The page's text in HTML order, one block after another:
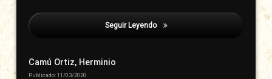
Seguir Leyendo Salmerón Acevedo, Jesús
Camú Ortiz, Herminio
Publicado: 11/03/2020